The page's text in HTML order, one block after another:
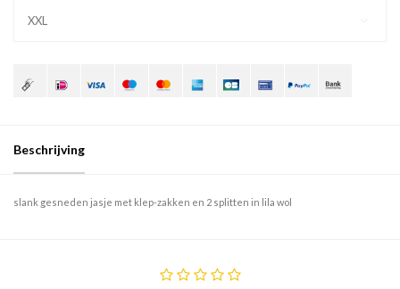
XXL
Beschrijving
slank gesneden jasje met klep-zakken en 2 splitten in lila wol